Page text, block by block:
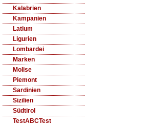
Kalabrien
Kampanien
Latium
Ligurien
Lombardei
Marken
Molise
Piemont
Sardinien
Sizilien
Südtirol
TestABCTest